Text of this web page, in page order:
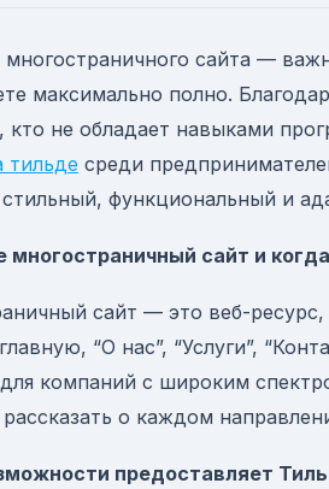
сайта —
максимально полно.
не обладает навыками
тильде среди
стильный, функциональный и
многостраничный сайт и
сайт — это веб-
“О нас”, “Услуги”,
компаний с широким
о каждом
предоставляет